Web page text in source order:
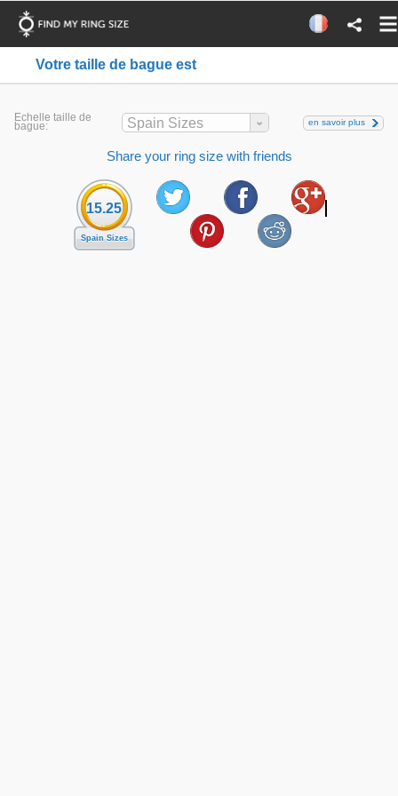
Votre taille de bague est
Echelle taille de
bague: Spain Sizes en savoir plus
Share your ring size with friends
15.25
Spain Sizes